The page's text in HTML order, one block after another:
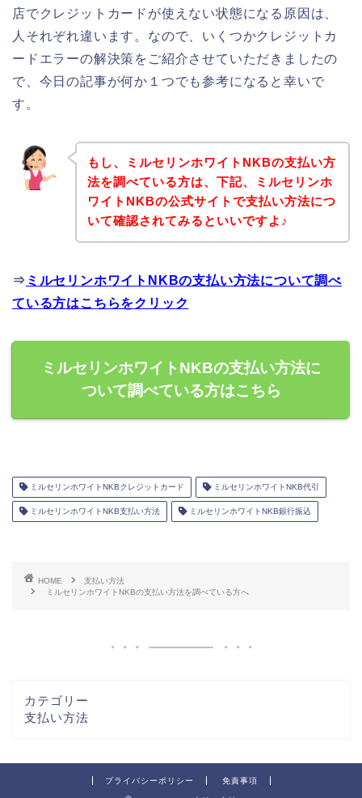
店でクレジットカードが使えない状態になる原因は、
人それぞれ違います。なので、いくつかクレジットカ
ードエラーの解決策をご紹介させていただきましたの
で、今日の記事が何か１つでも参考になると幸いで
す。
もし、ミルセリンホワイトNKBの支払い方
法を調べている方は、下記、ミルセリンホ
ワイトNKBの公式サイトで支払い方法につ
いて確認されてみるといいですよ♪
⇒ ミルセリンホワイトNKBの支払い方法について調べ
ている方はこちらをクリック
ミルセリンホワイトNKBの支払い方法に
ついて調べている方はこちら
ミルセリンホワイトNKBクレジットカード ミルセリンホワイトNKB代引
ミルセリンホワイトNKB支払い方法 ミルセリンホワイトNKB銀行振込
HOME
支払い方法
ミルセリンホワイトNKBの支払い方法を調べている方へ
カテゴリー
支払い方法
プライバシーポリシー 免責事項